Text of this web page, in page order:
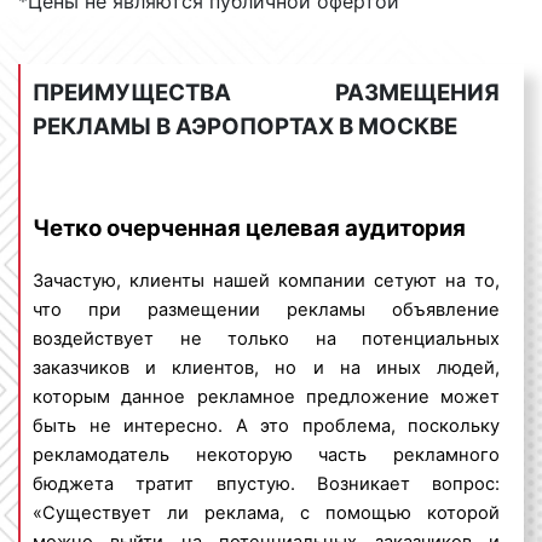
заказчиками, покупателями, клиентами
Возникает закономерный вопрос: «На кого
ориентирована реклама в аэропортах?». Отвечая на
число входят:
горожане и гости города;
жильцы многоэтажных домов;
посетители торговых – и
бизнес-центров;
покупатели магазинов и супермаркетов;
постояльцы гостиниц, отелей;
посетители кафе, ресторанов, баров,
торговых-центров, автосалонов.
Можно коротко сказать, что реклама в
Москва Аэропорт Шереметьево
Москва Аэропорт Внуково
2, п.
Москва Аэропорт Внуково
2-я
Москва Аэропорт Внуково
2-я
2, п.
ПРЕИМУЩЕСТВА РАЗМЕЩЕНИЯ
РЕКЛАМЫ В АЭРОПОРТАХ В МОСКВЕ
Четко очерченная целевая аудитория
Зачастую, клиенты нашей компании сетуют на то,
что при размещении рекламы объявление
воздействует не только на потенциальных
заказчиков и клиентов, но и на иных людей,
которым данное рекламное предложение может
быть не интересно. А это проблема, поскольку
рекламодатель некоторую часть рекламного
бюджета тратит впустую. Возникает вопрос:
«Существует ли реклама, с помощью которой